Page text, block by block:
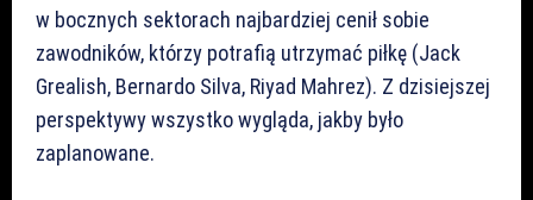
w bocznych sektorach najbardziej cenił sobie
zawodników, którzy potrafią utrzymać piłkę (Jack
Grealish, Bernardo Silva, Riyad Mahrez). Z dzisiejszej
perspektywy wszystko wygląda, jakby było
zaplanowane.